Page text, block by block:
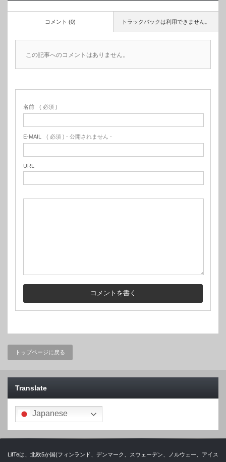
トラックバックは利用できません。
コメント (0)
この記事へのコメントはありません。
名前 ( 必須 )
E-MAIL ( 必須 ) - 公開されません -
URL
トップページに戻る
Translate
Japanese
LifTeは、北欧5か国(フィンランド、デンマーク、スウェーデン、ノルウェー、アイス